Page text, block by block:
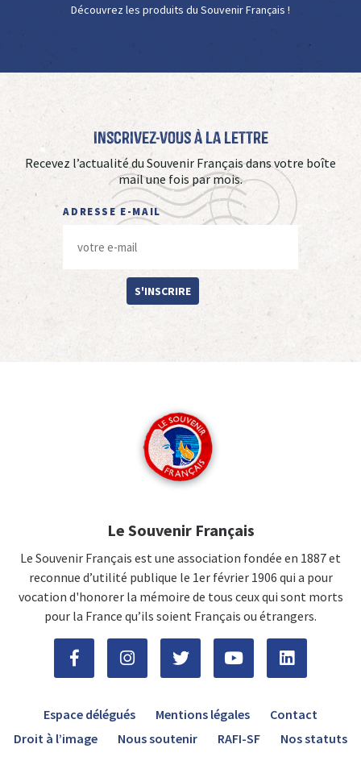
Découvrez les produits du Souvenir Français !
Inscrivez-vous à La Lettre
Recevez l’actualité du Souvenir Français dans votre boîte
mail une fois par mois.
ADRESSE E-MAIL
S'INSCRIRE
Le Souvenir Français
Le Souvenir Français est une association fondée en 1887 et
reconnue d’utilité publique le 1er février 1906 qui a pour
vocation d'honorer la mémoire de tous ceux qui sont morts
pour la France qu’ils soient Français ou étrangers.
Espace délégués Mentions légales
Contact
Droit à l’image
Nous soutenir RAFI-SF Nos statuts